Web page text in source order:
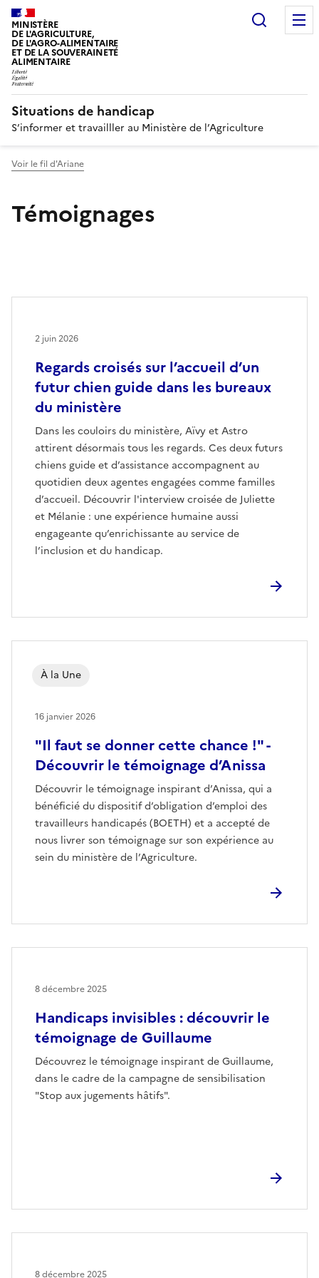
MINISTÈRE
DE L'AGRICULTURE,
DE L'AGRO-ALIMENTAIRE
ET DE LA SOUVERAINETÉ
ALIMENTAIRE
Situations de handicap
S’informer et travailller au Ministère de l’Agriculture
Voir le fil d'Ariane
Témoignages
Regards croisés sur l’accueil d’un
futur chien guide dans les bureaux
du ministère
Dans les couloirs du ministère, Aïvy et Astro
attirent désormais tous les regards. Ces deux futurs
chiens guide et d’assistance accompagnent au
quotidien deux agentes engagées comme familles
d’accueil. Découvrir l'interview croisée de Juliette
et Mélanie : une expérience humaine aussi
engageante qu’enrichissante au service de
l’inclusion et du handicap.
2 juin 2026
"Il faut se donner cette chance !" -
Découvrir le témoignage d’Anissa
Découvrir le témoignage inspirant d’Anissa, qui a
bénéficié du dispositif d’obligation d’emploi des
travailleurs handicapés (BOETH) et a accepté de
nous livrer son témoignage sur son expérience au
sein du ministère de l’Agriculture.
À la Une
16 janvier 2026
Handicaps invisibles : découvrir le
témoignage de Guillaume
Découvrez le témoignage inspirant de Guillaume,
dans le cadre de la campagne de sensibilisation
"Stop aux jugements hâtifs".
8 décembre 2025
8 décembre 2025